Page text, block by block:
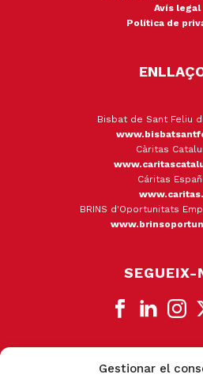
Gestionar el
Avís legal
Política de
Bisbat de Sant Feliu
Càritas
Cáritas
BRINS d'Oportunitats
SEGUEIX-
CANAL DE DENÚNCIA